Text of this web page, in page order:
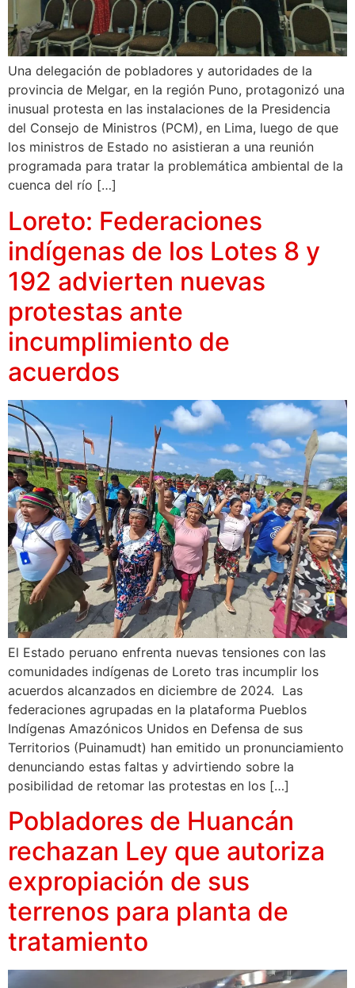
Una delegación de pobladores y autoridades de la
provincia de Melgar, en la región Puno, protagonizó una
inusual protesta en las instalaciones de la Presidencia
del Consejo de Ministros (PCM), en Lima, luego de que
los ministros de Estado no asistieran a una reunión
programada para tratar la problemática ambiental de la
cuenca del río […]
Loreto: Federaciones
indígenas de los Lotes 8 y
192 advierten nuevas
protestas ante
incumplimiento de
acuerdos
El Estado peruano enfrenta nuevas tensiones con las
comunidades indígenas de Loreto tras incumplir los
acuerdos alcanzados en diciembre de 2024. Las
federaciones agrupadas en la plataforma Pueblos
Indígenas Amazónicos Unidos en Defensa de sus
Territorios (Puinamudt) han emitido un pronunciamiento
denunciando estas faltas y advirtiendo sobre la
posibilidad de retomar las protestas en los […]
Pobladores de Huancán
rechazan Ley que autoriza
expropiación de sus
terrenos para planta de
tratamiento